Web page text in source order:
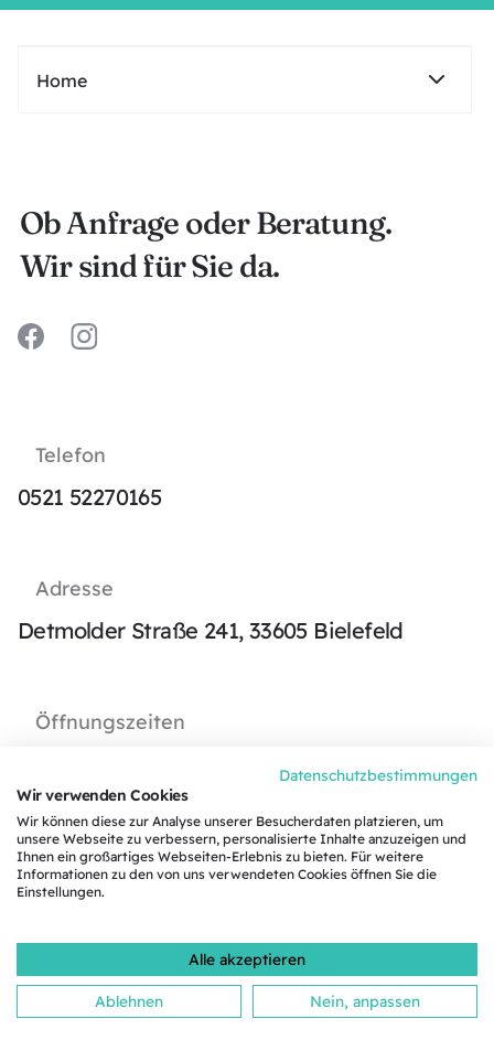
Home
Immobilienbewertung
Service
Immobilie kaufen
Kontakt
Ob Anfrage oder Beratung.
Wir sind für Sie da.
Telefon
0521 52270165
Adresse
Detmolder Straße 241, 33605 Bielefeld
Öffnungszeiten
9:00 – 17:00 Uhr
Freitag
09:00 - 14:00 Uhr
Datenschutzbestimmungen
Wir verwenden Cookies
Wir können diese zur Analyse unserer Besucherdaten platzieren, um
unsere Webseite zu verbessern, personalisierte Inhalte anzuzeigen und
Ihnen ein großartiges Webseiten-Erlebnis zu bieten. Für weitere
Informationen zu den von uns verwendeten Cookies öffnen Sie die
Einstellungen.
Alle akzeptieren
Ablehnen Nein, anpassen